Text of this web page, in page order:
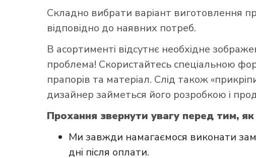
Складно вибрати варіант виготовлення
відповідно до наявних потреб.
В асортименті відсутнє необхідне
проблема! Скористайтесь спеціальною
прапорів та матеріал. Слід також
дизайнер займеться його розробкою і
Прохання звернути увагу перед тим,
Ми завжди намагаємося виконати
дні після оплати.